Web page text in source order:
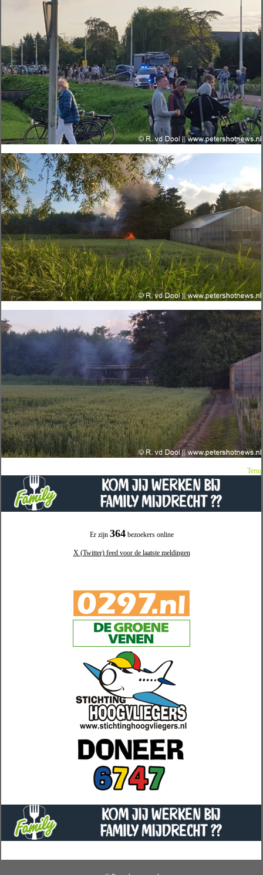
Er zijn 364bezoekers online
X (Twitter) feed voor de laatste meldingen
Terug